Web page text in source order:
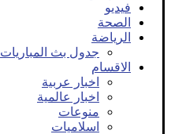
فيديو
الصحة
الرياضة
جدول بث المباريات
الاقسام
اخبار عربية
اخبار عالمية
منوعات
اسلاميات